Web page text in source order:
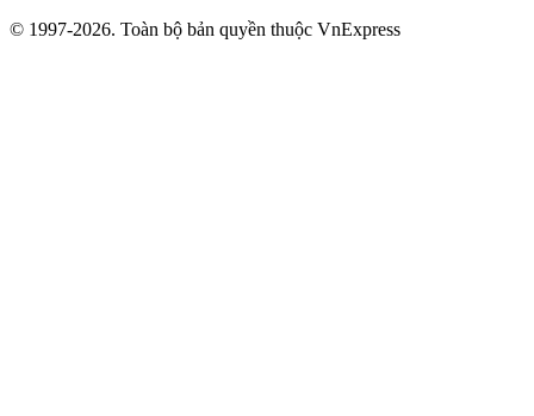
© 1997-2026. Toàn bộ bản quyền thuộc VnExpress